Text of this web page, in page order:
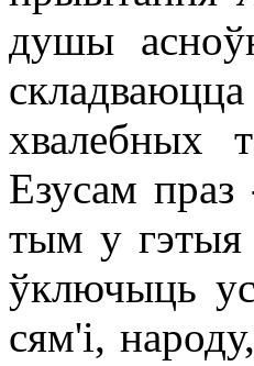
душы
хвалебных
Езусам
тым у гэтыя
ўключыць
сям'і,